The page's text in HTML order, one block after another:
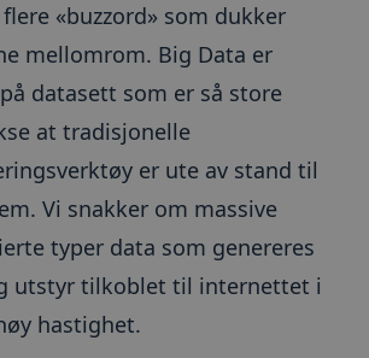
«buzzord» som dukker
mellomrom. Big Data er
datasett som er så store
at tradisjonelle
er ute av stand til
Vi snakker om massive
typer data som genereres
utstyr tilkoblet til internettet i
hastighet.